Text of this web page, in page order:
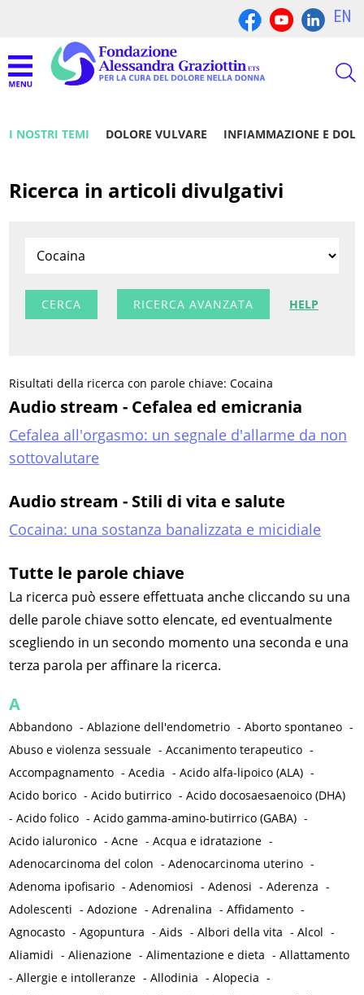
EN
I NOSTRI TEMI DOLORE VULVARE INFIAMMAZIONE E
Ricerca in articoli divulgativi
RICERCA AVANZATA HELP
Risultati della ricerca con parole chiave: Cocaina
Audio stream - Cefalea ed emicrania
Cefalea all'orgasmo: un segnale d'allarme da non
sottovalutare
Audio stream - Stili di vita e salute
Cocaina: una sostanza banalizzata e micidiale
Tutte le parole chiave
La ricerca può essere effettuata anche cliccando su una
delle parole chiave sotto elencate, ed eventualmente
scegliendo in un secondo momento una seconda e una
terza parola per affinare la ricerca.
A
Abbandono -Ablazione dell'endometrio -Aborto spontaneo -
Abuso e violenza sessuale -Accanimento terapeutico -
Accompagnamento -Acedia -Acido alfa-lipoico (ALA) -
Acido borico -Acido butirrico -Acido docosaesaenoico (DHA)
-Acido folico -Acido gamma-amino-butirrico (GABA) -
Acido ialuronico -Acne -Acqua e idratazione -
Adenocarcinoma del colon -Adenocarcinoma uterino -
Adenoma ipofisario -Adenomiosi -Adenosi -Aderenza -
Adolescenti -Adozione -Adrenalina -Affidamento -
Agnocasto -Agopuntura -Aids -Albori della vita -Alcol -
Aliamidi -Alienazione -Alimentazione e dieta -Allattamento
-Allergie e intolleranze -Allodinia -Alopecia -